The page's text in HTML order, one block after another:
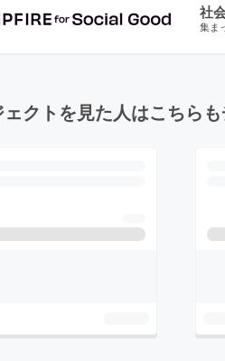
社
集ま
クトを見た人はこちら